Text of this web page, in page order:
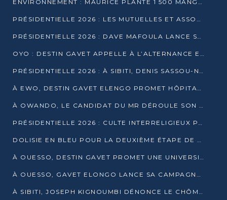
ENVIRONNEMENT : MAURICE PLANTE 1 500 MANGROVES POUR HONORER WANGARI MAATHAI
PRÉSIDENTIELLE 2026 : LES MUTUELLES ET ASSOCIATIONS S’IMPLIQUENT DANS LA CAMPAGNE ÉLECTORALE À TIÉ-TIÉ 2 (POINTE-NOIRE)
PRÉSIDENTIELLE 2026 : DAVE MAFOULA LANCE SA « VAGUE DU NOUVEAU DÉPART » À IMPFONDO
OYO : DESTIN GAVET APPELLE À L’ALTERNANCE ET À LA RESPONSABILITÉ DE LA JEUNESSE
PRÉSIDENTIELLE 2026 : À SIBITI, DENIS SASSOU-N’GUESSO PARIE SUR LES RESSOURCES DE LA LEKOUMOU
À EWO, DESTIN GAVET ELENGO PROMET HÔPITAL, CHEMIN DE FER ET AUDIT DES FINANCES PUBLIQUES
À OWANDO, LE CANDIDAT DU MR DÉROULE SON PROGRAMME DE “CHANGEMENT”
PRÉSIDENTIELLE 2026 : CULTE INTERRELIGIEUX POUR LA PAIX À OUENZÉ
DOLISIE EN BLEU POUR LA DEUXIÈME ÉTAPE DE CAMPAGNE DE DSN
À OUESSO, DESTIN GAVET PROMET UNE UNIVERSITÉ POUR LA SANGHA
À OUESSO, GAVET ELONGO LANCE SA CAMPAGNE SOUS LE SIGNE DU RENOUVEAU
À SIBITI, JOSEPH KIGNOUMBI DÉNONCE LE CHÔMAGE ET LES DÉFAILLANCES DE L’ÉTAT